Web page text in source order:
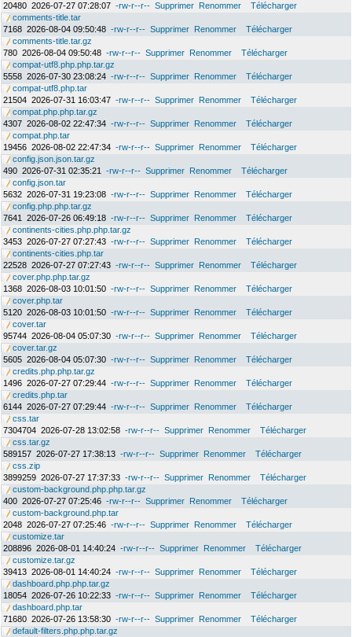
20480 2026-07-27 07:28:07 -rw-r--r-- Supprimer Renommer
Télécharger
comments-title.tar
7168 2026-08-04 09:50:48 -rw-r--r-- Supprimer Renommer
Télécharger
comments-title.tar.gz
780 2026-08-04 09:50:48 -rw-r--r-- Supprimer Renommer
Télécharger
compat-utf8.php.php.tar.gz
5558 2026-07-30 23:08:24 -rw-r--r-- Supprimer Renommer
Télécharger
compat-utf8.php.tar
21504 2026-07-31 16:03:47 -rw-r--r-- Supprimer Renommer
Télécharger
compat.php.php.tar.gz
4307 2026-08-02 22:47:34 -rw-r--r-- Supprimer Renommer
Télécharger
compat.php.tar
19456 2026-08-02 22:47:34 -rw-r--r-- Supprimer Renommer
Télécharger
config.json.json.tar.gz
490 2026-07-31 02:35:21 -rw-r--r-- Supprimer Renommer
Télécharger
config.json.tar
5632 2026-07-31 19:23:08 -rw-r--r-- Supprimer Renommer
Télécharger
config.php.php.tar.gz
7641
2026-07-26 06:49:18 -rw-r--r-- Supprimer Renommer
Télécharger
continents-cities.php.php.tar.gz
3453 2026-07-27 07:27:43 -rw-r--r-- Supprimer Renommer
Télécharger
continents-cities.php.tar
22528 2026-07-27 07:27:43 -rw-r--r-- Supprimer Renommer
Télécharger
cover.php.php.tar.gz
1368 2026-08-03 10:01:50 -rw-r--r-- Supprimer Renommer
Télécharger
cover.php.tar
5120 2026-08-03 10:01:50 -rw-r--r-- Supprimer Renommer
Télécharger
cover.tar
95744 2026-08-04 05:07:30 -rw-r--r-- Supprimer Renommer
Télécharger
cover.tar.gz
5605 2026-08-04 05:07:30 -rw-r--r-- Supprimer Renommer
Télécharger
credits.php.php.tar.gz
1496 2026-07-27 07:29:44 -rw-r--r-- Supprimer Renommer
Télécharger
credits.php.tar
6144 2026-07-27 07:29:44 -rw-r--r-- Supprimer Renommer
Télécharger
css.tar
7304704 2026-07-28 13:02:58 -rw-r--r-- Supprimer Renommer
Télécharger
css.tar.gz
589157 2026-07-27 17:38:13 -rw-r--r-- Supprimer Renommer
Télécharger
css.zip
3899259 2026-07-27 17:37:33 -rw-r--r-- Supprimer Renommer
Télécharger
custom-background.php.php.tar.gz
400 2026-07-27 07:25:46 -rw-r--r-- Supprimer Renommer
Télécharger
custom-background.php.tar
2048 2026-07-27 07:25:46 -rw-r--r-- Supprimer Renommer
Télécharger
customize.tar
208896 2026-08-01 14:40:24 -rw-r--r-- Supprimer Renommer
Télécharger
customize.tar.gz
39413 2026-08-01 14:40:24 -rw-r--r-- Supprimer Renommer
Télécharger
dashboard.php.php.tar.gz
18054 2026-07-26 10:22:33 -rw-r--r-- Supprimer Renommer
Télécharger
dashboard.php.tar
71680 2026-07-26 13:58:30 -rw-r--r-- Supprimer Renommer
Télécharger
default-filters.php.php.tar.gz